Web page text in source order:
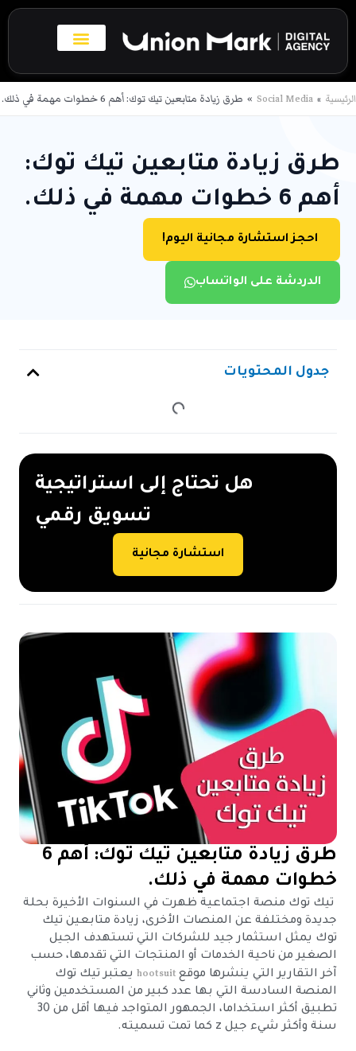
تخطي
المحتوى
الرئيسية Social Media طرق زيادة متابعين تيك توك: أهم 6 خطوات مهمة في ذلك.
طرق زيادة متابعين تيك توك:
أهم 6 خطوات مهمة في ذلك.
احجز استشارة مجانية اليوم!
الدردشة على الواتساب
جدول المحتويات
هل تحتاج إلى استراتيجية
تسويق رقمي
استشارة مجانية
طرق زيادة متابعين تيك توك: أهم 6
خطوات مهمة في ذلك.
تيك توك منصة اجتماعية ظهرت في السنوات الأخيرة بحلة
جديدة ومختلفة عن المنصات الأخرى، زيادة متابعين تيك
توك يمثل استثمار جيد للشركات التي تستهدف الجيل
الصغير من ناحية الخدمات أو المنتجات التي تقدمها، حسب
آخر التقارير التي ينشرها موقع
يعتبر تيك توك
المنصة السادسة التي بها عدد كبير من المستخدمين وثاني
تطبيق أكثر استخداما، الجمهور المتواجد فيها أقل من 30
سنة وأكثر شيء جيل z كما تمت تسميته.